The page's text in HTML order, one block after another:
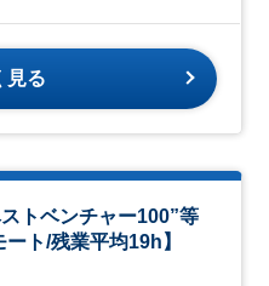
見る
トベンチャー100”等
ト/残業平均19h】